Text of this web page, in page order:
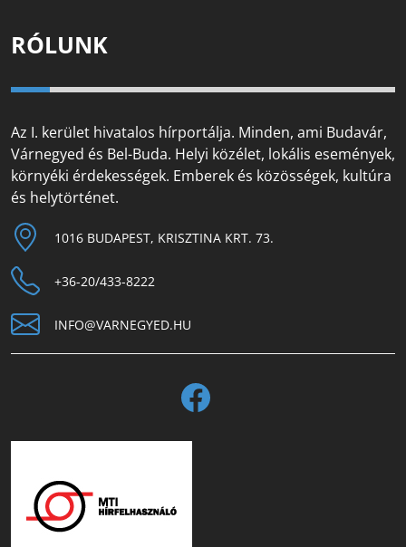
RÓLUNK
Az I. kerület hivatalos hírportálja. Minden, ami Budavár,
Várnegyed és Bel-Buda. Helyi közélet, lokális események,
környéki érdekességek. Emberek és közösségek, kultúra
és helytörténet.
1016 BUDAPEST, KRISZTINA KRT. 73.
+36-20/433-8222
INFO@VARNEGYED.HU